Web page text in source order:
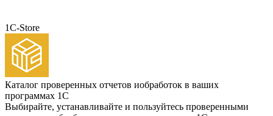
1C-Store
Каталог проверенных отчетов иобработок в ваших
программах 1С
Выбирайте, устанавливайте и пользуйтесь проверенными